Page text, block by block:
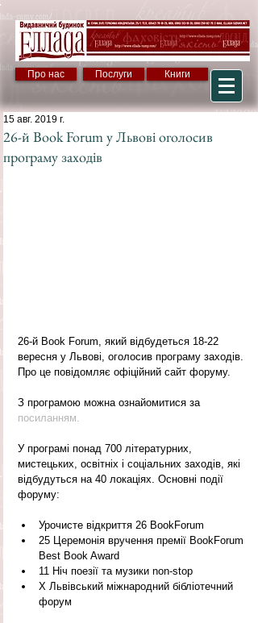
Про нас Послуги Книги
26-й Book Forum у Львові оголосив
програму заходів
15 авг. 2019 г.
26-й Book Forum, який відбудеться 18-22
вересня у Львові, оголосив програму заходів.
Про це повідомляє офіційний сайт форуму.
З програмою можна ознайомитися за
посиланням
У програмі понад 700 літературних,
мистецьких, освітніх і соціальних заходів, які
відбудуться на 40 локаціях. Основні події
форуму:
Урочисте відкриття 26 BookForum
25 Церемонія вручення премії BookForum
Best Book Award
11 Ніч поезії та музики non-stop
X Львівський міжнародний бібліотечний
форум